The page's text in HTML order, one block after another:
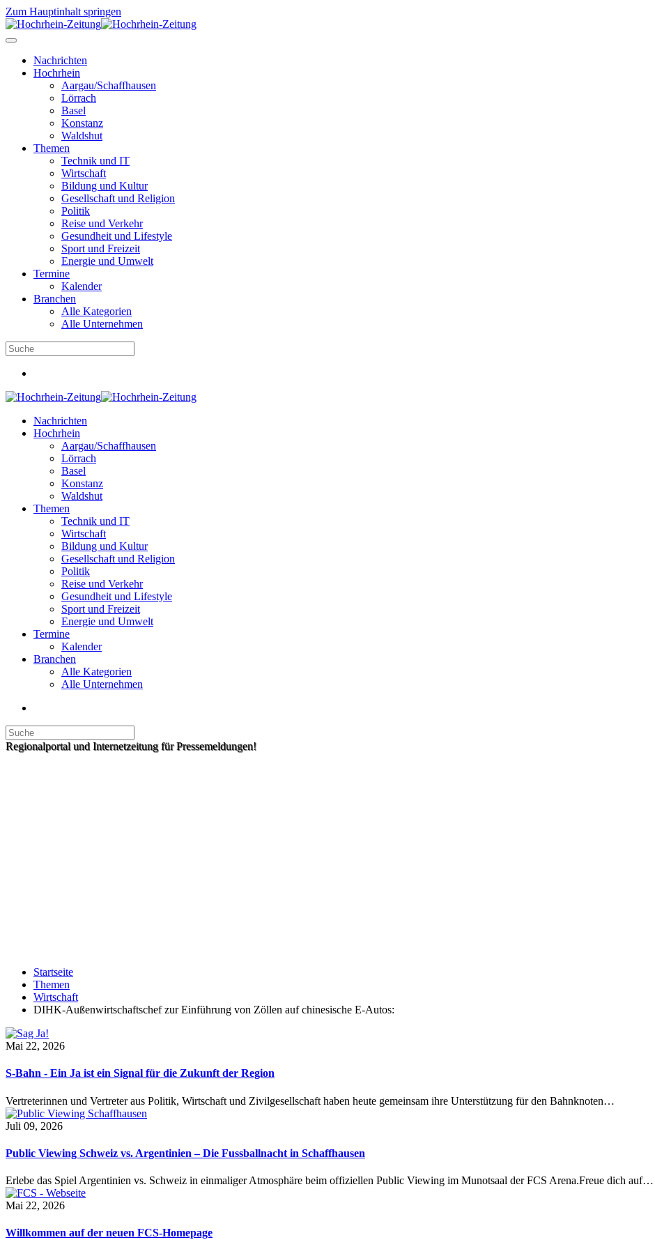
Zum Hauptinhalt springen
Nachrichten
Hochrhein
Aargau/Schaffhausen
Lörrach
Basel
Konstanz
Waldshut
Themen
Technik und IT
Wirtschaft
Bildung und Kultur
Gesellschaft und Religion
Politik
Reise und Verkehr
Gesundheit und Lifestyle
Sport und Freizeit
Energie und Umwelt
Termine
Kalender
Branchen
Alle Kategorien
Alle Unternehmen
Nachrichten
Hochrhein
Aargau/Schaffhausen
Lörrach
Basel
Konstanz
Waldshut
Themen
Technik und IT
Wirtschaft
Bildung und Kultur
Gesellschaft und Religion
Politik
Reise und Verkehr
Gesundheit und Lifestyle
Sport und Freizeit
Energie und Umwelt
Termine
Kalender
Branchen
Alle Kategorien
Alle Unternehmen
Regionalportal und Internetzeitung für Pressemeldungen!
Startseite
Themen
Wirtschaft
DIHK-Außenwirtschaftschef zur Einführung von Zöllen auf chinesische E-Autos:
Mai 22, 2026
S-Bahn - Ein Ja ist ein Signal für die Zukunft der Region
Vertreterinnen und Vertreter aus Politik, Wirtschaft und Zivilgesellschaft haben heute gemeinsam ihre Unterstützung für den Bahnknoten…
Juli 09, 2026
Public Viewing Schweiz vs. Argentinien – Die Fussballnacht in Schaffhausen
Erlebe das Spiel Argentinien vs. Schweiz in einmaliger Atmosphäre beim offiziellen Public Viewing im Munotsaal der FCS Arena.Freue dich auf…
Mai 22, 2026
Willkommen auf der neuen FCS-Homepage